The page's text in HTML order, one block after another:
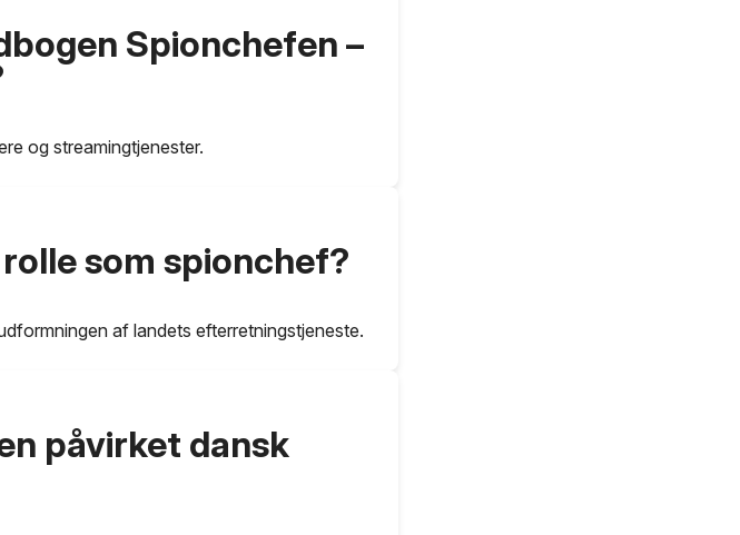
Spionchefen –
og streamingtjenester.
som spionchef?
af landets efterretningstjeneste.
påvirket dansk